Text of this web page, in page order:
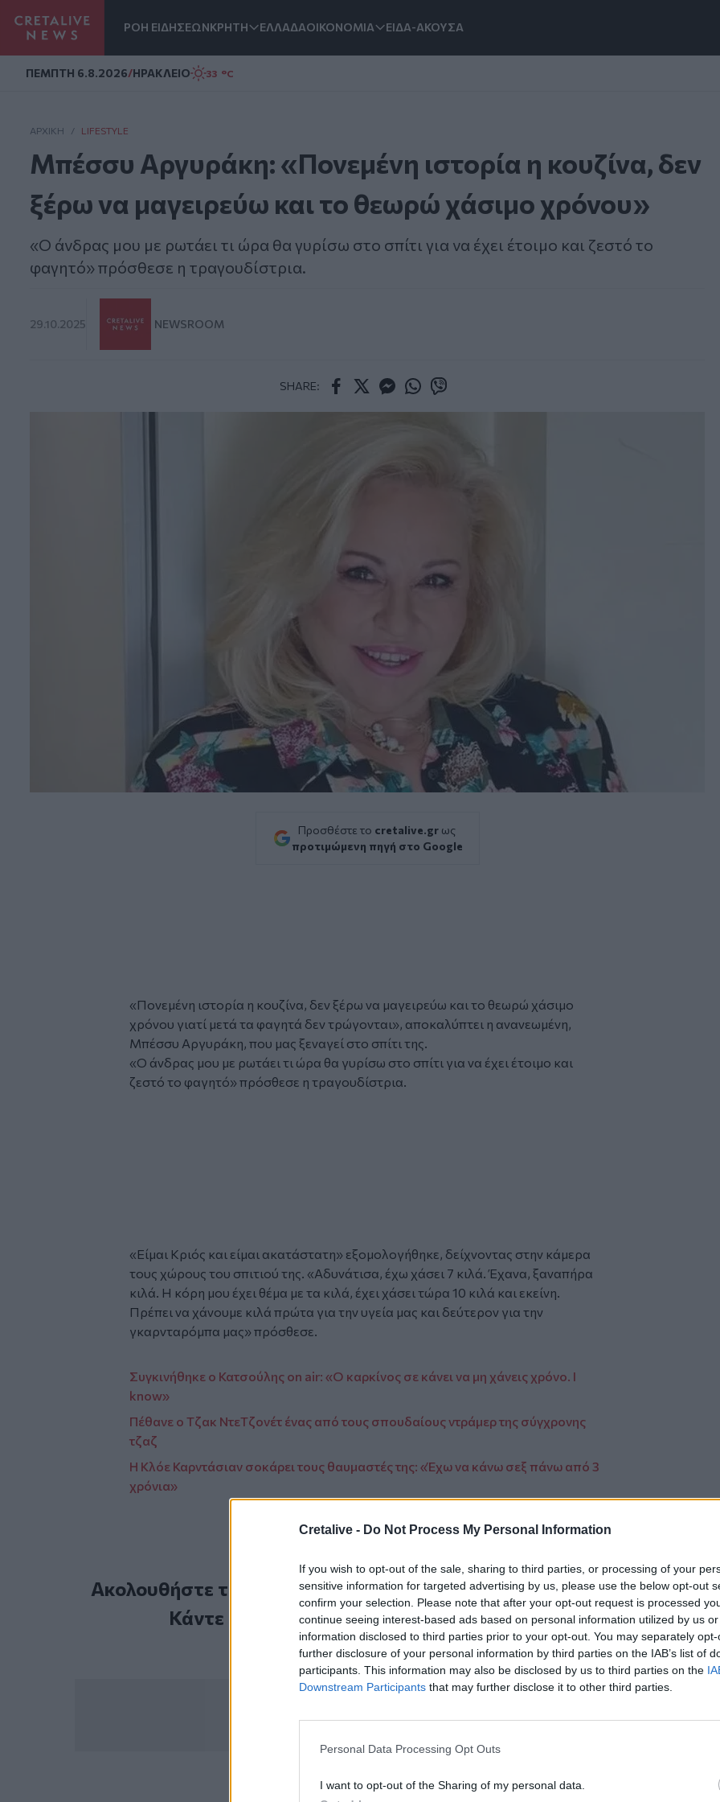
Cretalive - Do Not Process My Personal Information
If you wish to opt-out of the sale, sharing to third parties, or processing of your
sensitive information for targeted advertising by us, please use the below opt-out
confirm your selection. Please note that after your opt-out request is processed
continue seeing interest-based ads based on personal information utilized by us
information disclosed to third parties prior to your opt-out. You may separately
further disclosure of your personal information by third parties on the IAB’s list of
participants. This information may also be disclosed by us to third parties on the
Downstream Participants that may further disclose it to other third parties.
Personal Data Processing Opt Outs
I want to opt-out of the Sharing of my personal data.
ΡΟΗ ΕΙΔΗΣΕΩΝΚΡΗΤΗ ΕΛΛΑΔΑΟΙΚΟΝΟΜΙΑ ΕΙΔΑ-ΑΚΟΥΣΑ
ΠΕΜΠΤΗ 6.8.2026/ΗΡΑΚΛΕΙΟ 33 °C
ΑΡΧΙΚΗ / LIFESTYLE
Μπέσσυ Αργυράκη: «Πονεμένη ιστορία η κουζίνα, δεν
ξέρω να μαγειρεύω και το θεωρώ χάσιμο χρόνου»
«Ο άνδρας μου με ρωτάει τι ώρα θα γυρίσω στο σπίτι για να έχει έτοιμο και ζεστό το
φαγητό» πρόσθεσε η τραγουδίστρια.
29.10.2025 NEWSROOM
SHARE:
Προσθέστε το cretalive.gr ως
προτιμώμενη πηγή στο Google
«Πονεμένη ιστορία η κουζίνα, δεν ξέρω να μαγειρεύω και το θεωρώ χάσιμο
χρόνου γιατί μετά τα φαγητά δεν τρώγονται», αποκαλύπτει η ανανεωμένη,
Μπέσσυ Αργυράκη, που μας ξεναγεί στο σπίτι της.
«Ο άνδρας μου με ρωτάει τι ώρα θα γυρίσω στο σπίτι για να έχει έτοιμο και
ζεστό το φαγητό» πρόσθεσε η τραγουδίστρια.
«Είμαι Κριός και είμαι ακατάστατη» εξομολογήθηκε, δείχνοντας στην κάμερα
τους χώρους του σπιτιού της. «Αδυνάτισα, έχω χάσει 7 κιλά. Έχανα, ξαναπήρα
κιλά. Η κόρη μου έχει θέμα με τα κιλά, έχει χάσει τώρα 10 κιλά και εκείνη.
Πρέπει να χάνουμε κιλά πρώτα για την υγεία μας και δεύτερον για την
γκαρνταρόμπα μας» πρόσθεσε.
Συγκινήθηκε ο Κατσούλης on air: «Ο καρκίνος σε κάνει να μη χάνεις χρόνο. I
know»
Πέθανε ο Τζακ ΝτεΤζονέτ ένας από τους σπουδαίους ντράμερ της σύγχρονης
τζαζ
Η Κλόε Καρντάσιαν σοκάρει τους θαυμαστές της: «Έχω να κάνω σεξ πάνω από 3
χρόνια»
Ακολουθήστε το Cretalive στοGoogle Newsκαι στο Facebook
Κάντε εγγραφή στο κανάλι μας στοYouTube
ΣΧΕΤΙΚΆ TAGS